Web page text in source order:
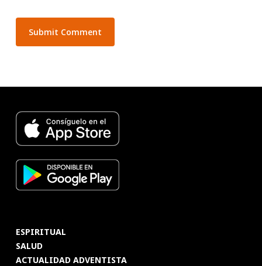
ESPIRITUAL
SALUD
ACTUALIDAD ADVENTISTA